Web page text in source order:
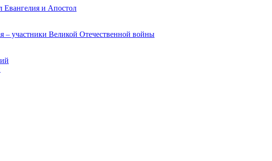
Евангелия и Апостол
– участники Великой Отечественной войны